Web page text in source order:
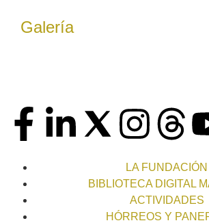
Galería
LA FUNDACIÓN
BIBLIOTECA DIGITAL
ACTIVIDADES
HÓRREOS Y